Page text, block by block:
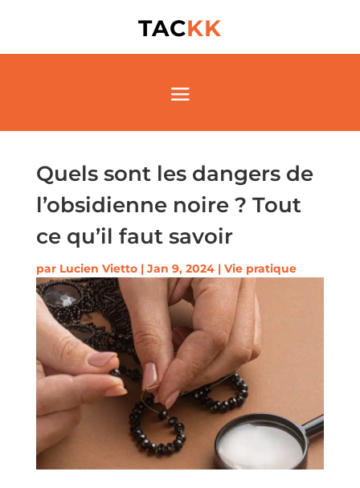
TACKK
Quels sont les dangers de
l’obsidienne noire ? Tout
ce qu’il faut savoir
par Lucien Vietto| Jan 9, 2024| Vie pratique